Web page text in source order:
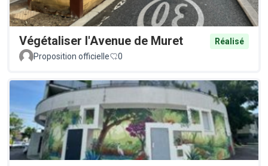
Végétaliser l'Avenue de Muret
Réalisé
Proposition officielle
0